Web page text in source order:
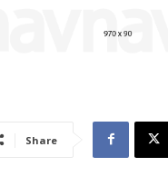
Share